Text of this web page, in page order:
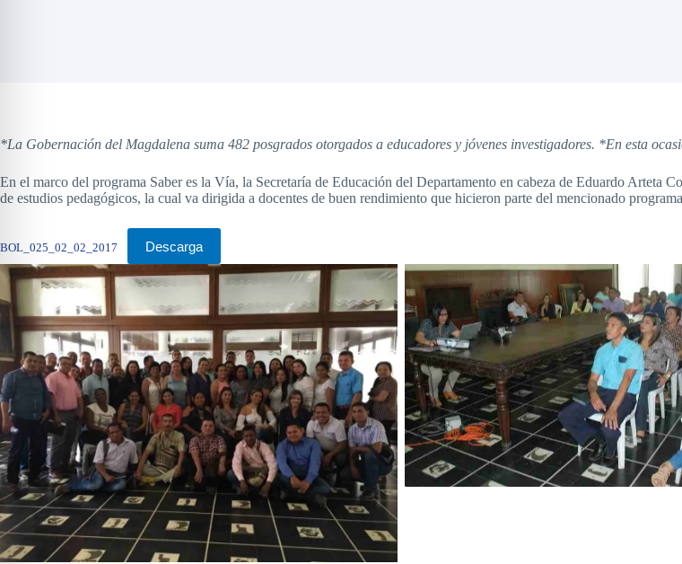
*La Gobernación del Magdalena suma 482 posgrados otorgados a educadores y jóvenes investigadores. *En esta
En el marco del programa Saber es la Vía, la Secretaría de Educación del Departamento en cabeza de Eduardo
de estudios pedagógicos, la cual va dirigida a docentes de buen rendimiento que hicieron parte del mencionado
BOL_025_02_02_2017 Descarga
Sin leyenda
Sin leyenda